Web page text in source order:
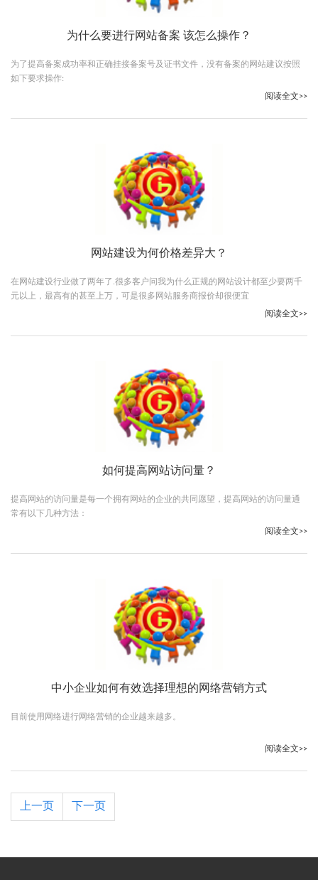
为什么要进行网站备案 该怎么操作？
为了提高备案成功率和正确挂接备案号及证书文件，没有备案的网站建议按照
如下要求操作:
阅读全文>>
网站建设为何价格差异大？
在网站建设行业做了两年了.很多客户问我为什么正规的网站设计都至少要两千
元以上，最高有的甚至上万，可是很多网站服务商报价却很便宜
阅读全文>>
如何提高网站访问量？
提高网站的访问量是每一个拥有网站的企业的共同愿望，提高网站的访问量通
常有以下几种方法：
阅读全文>>
中小企业如何有效选择理想的网络营销方式
目前使用网络进行网络营销的企业越来越多。
阅读全文>>
上一页 下一页